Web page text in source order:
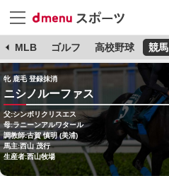
MLB ゴルフ 高校野球 競馬
牝 鹿毛 登録抹消
ニシノルーファス
父:シンボリクリスエス
母:ラニーンアルワタール
調教師:古賀 慎明 (美浦)
馬主:西山 茂行
生産者:西山牧場